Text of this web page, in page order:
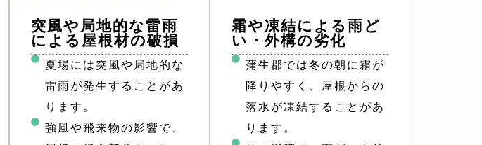
突風や局地的な雷雨
による屋根材の破損
夏場には突風や局地的な
雷雨が発生することがあ
ります。
強風や飛来物の影響で、
霜や凍結による雨ど
い・外構の劣化
蒲生郡では冬の朝に霜が
降りやすく、屋根からの
落水が凍結することがあ
ります。